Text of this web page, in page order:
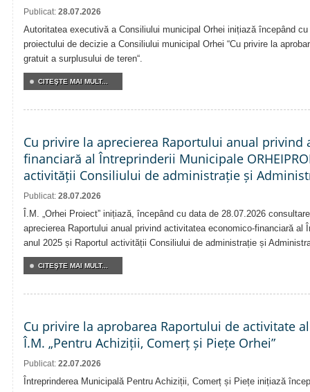
Publicat: 28.07.2026
Autoritatea executivă a Consiliului municipal Orhei inițiază începând
proiectului de decizie a Consiliului municipal Orhei “Cu privire la
gratuit a surplusului de teren“.
CITEŞTE MAI MULT...
Cu privire la aprecierea Raportului anual privind
financiară al Întreprinderii Municipale
activității Consiliului de administrație și
Publicat: 28.07.2026
Î.M. „Orhei Proiect” inițiază, începând cu data de 28.07.2026
aprecierea Raportului anual privind activitatea economico-financiară al
anul 2025 și Raportul activității Consiliului de administrație și
CITEŞTE MAI MULT...
Cu privire la aprobarea Raportului de activitate
Î.M. „Pentru Achiziții, Comerț și Piețe Orhei”
Publicat: 22.07.2026
Întreprinderea Municipală Pentru Achiziții, Comerț și Piețe inițiază